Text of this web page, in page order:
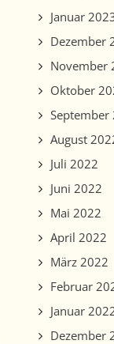
Januar
Dezember
November
Oktober
September
August
Juli 2022
Juni 2022
Mai 2022
April 2022
März 2022
Februar
Januar
Dezember